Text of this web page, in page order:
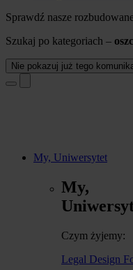
Sprawdź nasze
Szukaj po kategoriach –
Nie pokazuj już tego
My, Uniwersytet
My,
Czym żyjemy:
Legal Design